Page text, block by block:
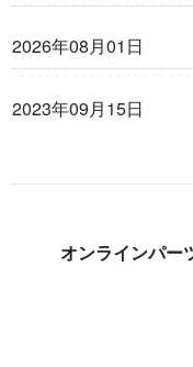
キャンピングカー
Flipper
ek cruise
中古車情報
2026年08月01日
2023年09月15日
オンラインパー